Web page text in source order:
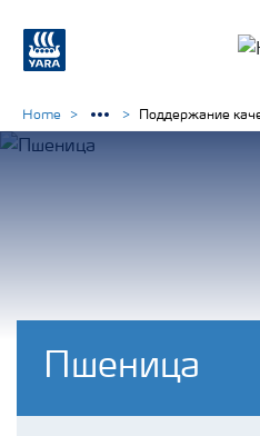
Пшеница
Home Поддержание